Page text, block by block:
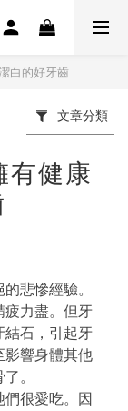
白的好牙齒
文章分類
有健康
悲慘經驗。
疲力盡。但牙
結石，引起牙
影響身體其他
。
們很愛吃。因